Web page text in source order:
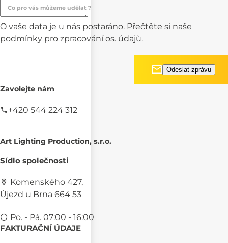
Co pro vás můžeme udělat ?
O vaše data je u nás postaráno. Přečtěte si naše
podmínky pro zpracování os. údajů.
Zavolejte nám
+420 544 224 312
Art Lighting Production, s.r.o.
Sídlo společnosti
Komenského 427,
Újezd u Brna 664 53
Po. - Pá. 07:00 - 16:00
FAKTURAČNÍ ÚDAJE